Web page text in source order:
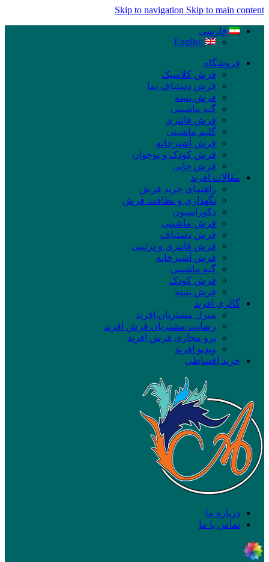
Skip to navigation Skip to main content
فارسی
English
فروشگاه
فرش کلاسیک
فرش دستباف نما
فرش پتینه
گبه ماشینی
فرش فانتزی
گلیم ماشینی
فرش آشپزخانه
فرش کودک و نوجوان
فرش چاپی
مقالات افرند
راهنمای خرید فرش
نگهداری و نظافت فرش
دکوراسیون
فرش ماشینی
فرش دستباف
فرش فانتزی و تزئینی
فرش آشپزخانه
گبه ماشینی
فرش کودک
فرش پتینه
گالری افرند
منزل مشتریان افرند
رضایت مشتریان فرش افرند
پرو مجازی فرش افرند
ویدیو افرند
خرید اقساطی
درباره ما
تماس با ما